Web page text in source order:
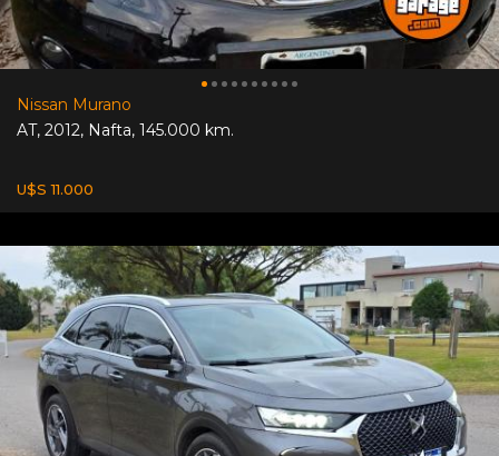
Nissan Murano
AT, 2012, Nafta, 145.000 km.
U$S 11.000